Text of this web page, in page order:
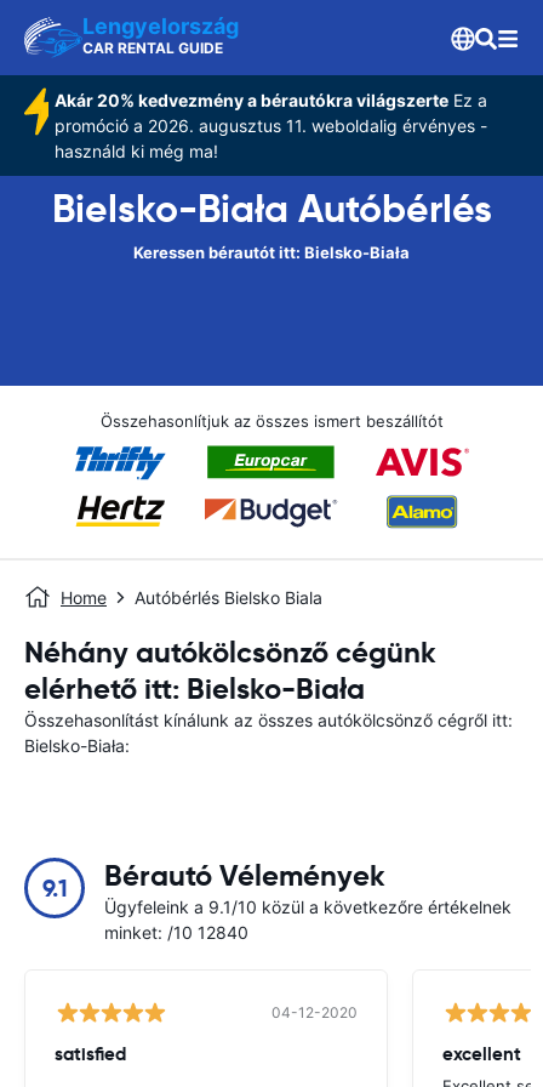
Lengyelország
CAR RENTAL GUIDE
Akár 20% kedvezmény a bérautókra világszerteEz a
promóció a 2026. augusztus 11. weboldalig érvényes -
használd ki még ma!
Bielsko-Biała Autóbérlés
Keressen bérautót itt: Bielsko-Biała
Összehasonlítjuk az összes ismert beszállítót
Home Autóbérlés Bielsko Biala
Néhány autókölcsönző cégünk
elérhető itt: Bielsko-Biała
Összehasonlítást kínálunk az összes autókölcsönző cégről itt:
Bielsko-Biała:
9.1 Bérautó Vélemények
Ügyfeleink a 9.1/10 közül a következőre értékelnek
minket: /10 12840
04-12-2020
satisfied excellent